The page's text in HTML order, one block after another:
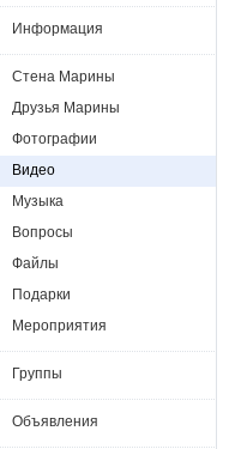
Информация
Стена Марины
Друзья Марины
Фотографии
Видео
Музыка
Вопросы
Файлы
Подарки
Мероприятия
Группы
Объявления